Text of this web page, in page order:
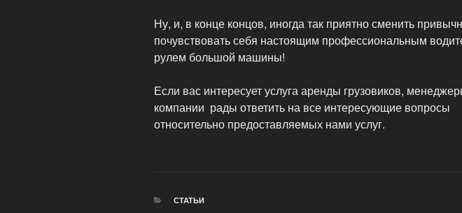
Ну, и, в конце концов, иногда так приятно сменить
почувствовать себя настоящим профессиональным
рулем большой машины!
Если вас интересует услуга аренды грузовиков,
компании рады ответить на все интересующие вопросы
относительно предоставляемых нами услуг.
РУБРИКИ
СТАТЬИ